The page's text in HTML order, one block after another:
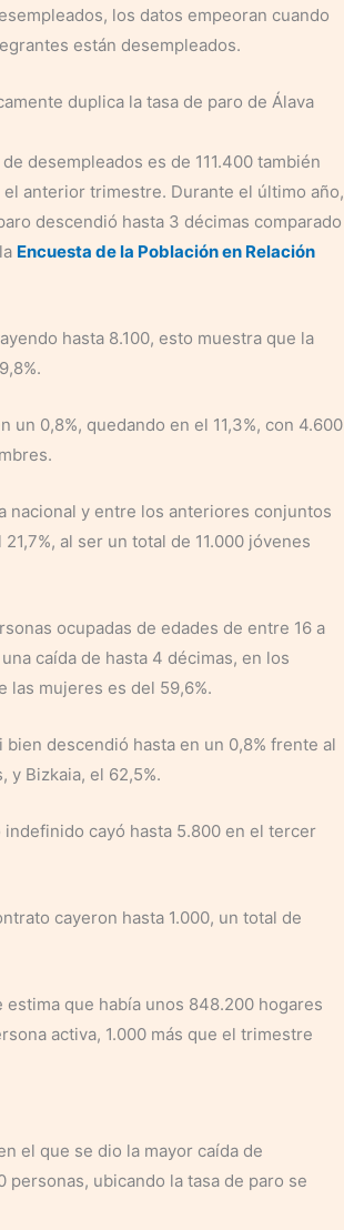
los datos empeoran cuando
están desempleados.
duplica la tasa de paro de Álava
desempleados es de 111.400 también
anterior trimestre. Durante el último año,
descendió hasta 3 décimas comparado
Encuesta de la Población en Relación
hasta 8.100, esto muestra que la
0,8%, quedando en el 11,3%, con 4.600
nacional y entre los anteriores conjuntos
al ser un total de 11.000 jóvenes
ocupadas de edades de entre 16 a
caída de hasta 4 décimas, en los
las mujeres es del 59,6%.
descendió hasta en un 0,8% frente al
y Bizkaia, el 62,5%.
cayó hasta 5.800 en el tercer
cayeron hasta 1.000, un total de
que había unos 848.200 hogares
activa, 1.000 más que el trimestre
el que se dio la mayor caída de
ubicando la tasa de paro se